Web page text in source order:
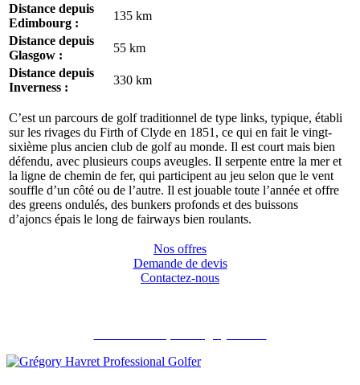
Distance depuis
Edimbourg :
135 km
Distance depuis
Glasgow :
55 km
Distance depuis
Inverness :
330 km
C’est un parcours de golf traditionnel de type links, typique, établi
sur les rivages du Firth of Clyde en 1851, ce qui en fait le vingt-
sixième plus ancien club de golf au monde. Il est court mais bien
défendu, avec plusieurs coups aveugles. Il serpente entre la mer et
la ligne de chemin de fer, qui participent au jeu selon que le vent
souffle d’un côté ou de l’autre. Il est jouable toute l’année et offre
des greens ondulés, des bunkers profonds et des buissons
d’ajoncs épais le long de fairways bien roulants.
Nos offres
Demande de devis
Contactez-nous